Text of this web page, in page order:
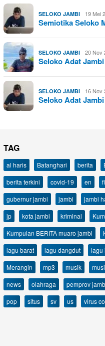
SELOKO JAMBI 19 Mei
Semiotika Seloko
SELOKO JAMBI 20 Nov
Seloko Adat
SELOKO JAMBI 16 Nov
Seloko Adat
TAG
al haris Batanghari berita
berita terkini
covid-19 en
gubernur jambi
jambi jambi
jp
kota jambi kriminal
Kumpulan BERITA muaro jambi
lagu barat
lagu dangdut lagu
Merangin
mp3 musik
news
olahraga pemprov
pop
situs sv us virus